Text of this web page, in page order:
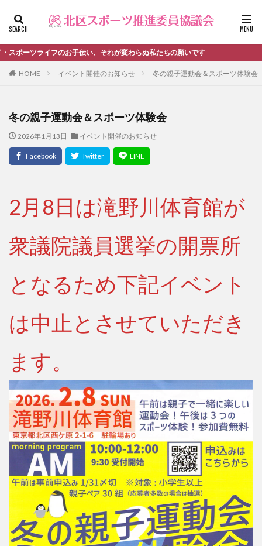
ライフのお手伝い、それが変わらぬ私たちの願いです
HOME イベント開催のお知らせ 冬の親子運動会＆スポーツ体験会
冬の親子運動会＆スポーツ体験会
2026年1月13日 イベント開催のお知らせ
2月8日は滝野川体育館が
衆議院議員選挙の開票所
となるため下記イベント
は中止とさせていただき
ます。
ファッション デザイン 流行
カテゴリー
＃活動報告 kitacup past
おしらせ
お知らせ キンボール
メンバー募集中のチーム
ワークショップ
北区スポーツ推進委員
北区のスポーツチーム
卓球
講習会のご報告